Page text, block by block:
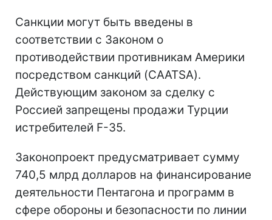
Санкции могут быть введены в
соответствии с Законом о
противодействии противникам Америки
посредством санкций (CAATSA).
Действующим законом за сделку с
Россией запрещены продажи Турции
истребителей F-35.
Законопроект предусматривает сумму
740,5 млрд долларов на финансирование
деятельности Пентагона и программ в
сфере обороны и безопасности по линии